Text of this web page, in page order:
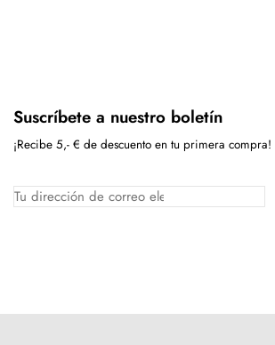
Suscríbete a nuestro boletín
¡Recibe 5,- € de descuento en tu primera compra!